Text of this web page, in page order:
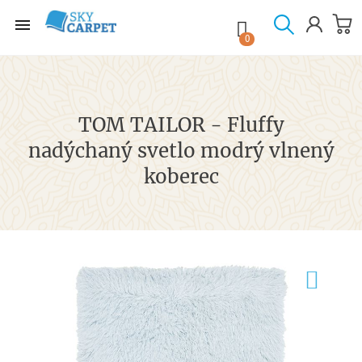
 shopping_cart

0
TOM TAILOR - Fluffy
nadýchaný svetlo modrý vlnený
koberec